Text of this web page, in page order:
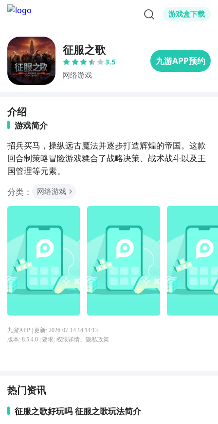
游戏盒下载
征服之歌
3.5
网络游戏
介绍
游戏简介
招兵买马，操纵远古魔法并逐步打造辉煌的帝国。这款
回合制策略冒险游戏糅合了战略决策、战术战斗以及王
国管理等元素。
分类：
网络游戏
九游APP | 更新: 2026-07-14 14:14:13
版本: 8.5.4.0| 要求: 权限详情、 隐私政策
热门资讯
征服之歌好玩吗 征服之歌玩法简介